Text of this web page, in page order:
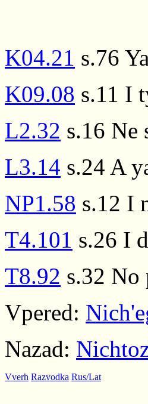
K04.21 s.76
K09.08 s.11 I
L2.32 s.16 Ne
L3.14 s.24 A
NP1.58 s.12 I
T4.101 s.26 I
T8.92 s.32 No
Vpered:
Nazad:
Vverh Razvodka Rus/Lat